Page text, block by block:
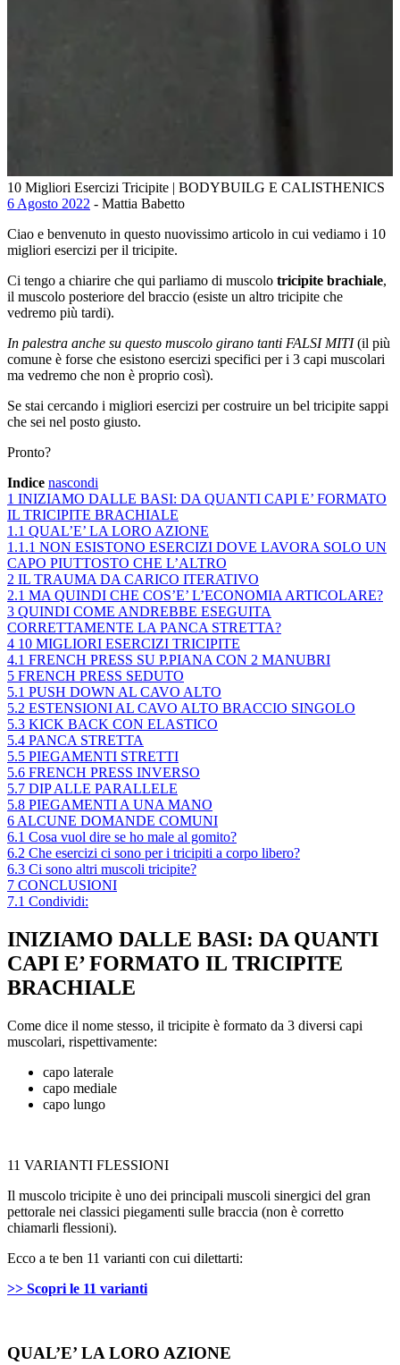
10 Migliori Esercizi Tricipite | BODYBUILG E CALISTHENICS
6 Agosto 2022 - Mattia Babetto
Ciao e benvenuto in questo nuovissimo articolo in cui vediamo i 10
migliori esercizi per il tricipite.
Ci tengo a chiarire che qui parliamo di muscolo tricipite brachiale,
il muscolo posteriore del braccio (esiste un altro tricipite che
vedremo più tardi).
In palestra anche su questo muscolo girano tanti FALSI MITI(il più
comune è forse che esistono esercizi specifici per i 3 capi muscolari
ma vedremo che non è proprio così).
Se stai cercando i migliori esercizi per costruire un bel tricipite sappi
che sei nel posto giusto.
Pronto?
Indice nascondi
1 INIZIAMO DALLE BASI: DA QUANTI CAPI E’ FORMATO
IL TRICIPITE BRACHIALE
1.1 QUAL’E’ LA LORO AZIONE
1.1.1 NON ESISTONO ESERCIZI DOVE LAVORA SOLO UN
CAPO PIUTTOSTO CHE L’ALTRO
2 IL TRAUMA DA CARICO ITERATIVO
2.1 MA QUINDI CHE COS’E’ L’ECONOMIA ARTICOLARE?
3 QUINDI COME ANDREBBE ESEGUITA
CORRETTAMENTE LA PANCA STRETTA?
4 10 MIGLIORI ESERCIZI TRICIPITE
4.1 FRENCH PRESS SU P.PIANA CON 2 MANUBRI
5 FRENCH PRESS SEDUTO
5.1 PUSH DOWN AL CAVO ALTO
5.2 ESTENSIONI AL CAVO ALTO BRACCIO SINGOLO
5.3 KICK BACK CON ELASTICO
5.4 PANCA STRETTA
5.5 PIEGAMENTI STRETTI
5.6 FRENCH PRESS INVERSO
5.7 DIP ALLE PARALLELE
5.8 PIEGAMENTI A UNA MANO
6 ALCUNE DOMANDE COMUNI
6.1 Cosa vuol dire se ho male al gomito?
6.2 Che esercizi ci sono per i tricipiti a corpo libero?
6.3 Ci sono altri muscoli tricipite?
7 CONCLUSIONI
7.1 Condividi:
INIZIAMO DALLE BASI: DA QUANTI
CAPI E’ FORMATO IL TRICIPITE
BRACHIALE
Come dice il nome stesso, il tricipite è formato da 3 diversi capi
muscolari, rispettivamente:
capo laterale
capo mediale
capo lungo
11 VARIANTI FLESSIONI
Il muscolo tricipite è uno dei principali muscoli sinergici del gran
pettorale nei classici piegamenti sulle braccia (non è corretto
chiamarli flessioni).
Ecco a te ben 11 varianti con cui dilettarti:
>> Scopri le 11 varianti
QUAL’E’ LA LORO AZIONE